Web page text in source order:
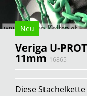
Neu
Veriga U-
11mm 16865
Diese